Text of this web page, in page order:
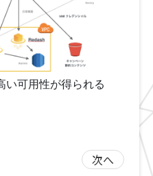
い可用性が得られる
次へ